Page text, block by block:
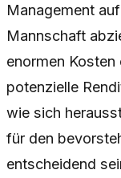
Management
Mannschaft
enormen
potenzielle
wie sich
für den
entscheidend